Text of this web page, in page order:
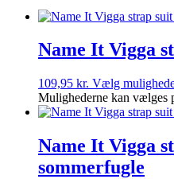
Name It Vigga
109,95 kr. Vælg
Mulighederne kan vælges
Name It Vigga
sommerfugle